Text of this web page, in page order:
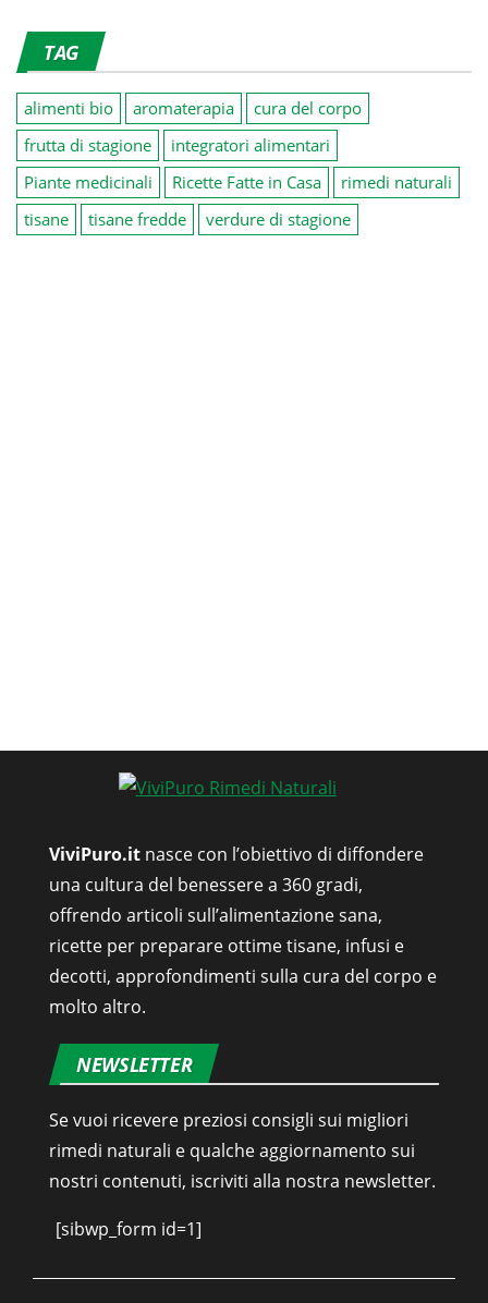
TAG
alimenti bio aromaterapia
cura del corpo
frutta di stagione
integratori alimentari
Piante medicinali
Ricette Fatte in Casa
rimedi naturali
tisane
tisane fredde verdure di stagione
ViviPuro.it nasce con l’obiettivo di diffondere
una cultura del benessere a 360 gradi,
offrendo articoli sull’alimentazione sana,
ricette per preparare ottime tisane, infusi e
decotti, approfondimenti sulla cura del corpo e
molto altro.
NEWSLETTER
Se vuoi ricevere preziosi consigli sui migliori
rimedi naturali e qualche aggiornamento sui
nostri contenuti, iscriviti alla nostra newsletter.
[sibwp_form id=1]